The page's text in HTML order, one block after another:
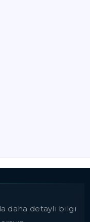
daha detaylı bilgi